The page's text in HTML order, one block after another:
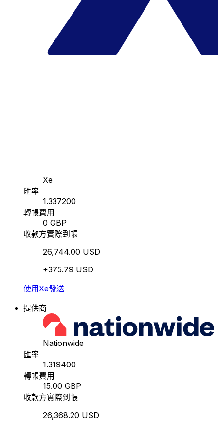
Xe
匯率
1.337200
轉帳費用
0 GBP
收款方實際到帳
26,744.00 USD
+375.79 USD
使用Xe發送
提供商
Nationwide
匯率
1.319400
轉帳費用
15.00 GBP
收款方實際到帳
26,368.20 USD